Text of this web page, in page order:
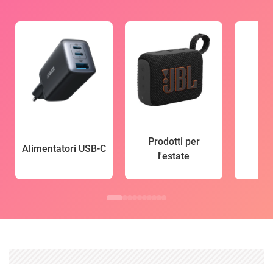
Alimentatori USB-C
Prodotti per
l'estate